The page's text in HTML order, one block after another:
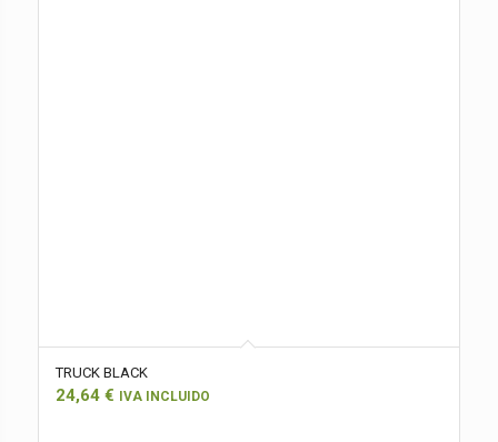
TRUCK BLACK
24,64 € IVA INCLUIDO